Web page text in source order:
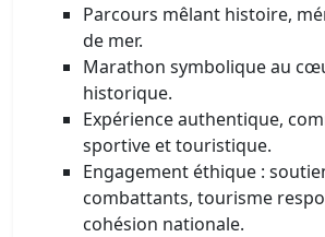
Parcours mêlant histoire,
de mer.
Marathon symbolique au
historique.
Expérience authentique,
sportive et touristique.
Engagement éthique :
combattants, tourisme
cohésion nationale.